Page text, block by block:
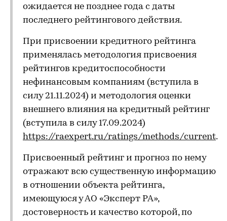
ожидается не позднее года с даты
последнего рейтингового действия.
При присвоении кредитного рейтинга
применялась методология присвоения
рейтингов кредитоспособности
нефинансовым компаниям (вступила в
силу 21.11.2024) и методология оценки
внешнего влияния на кредитный рейтинг
(вступила в силу 17.09.2024)
https://raexpert.ru/ratings/methods/current.
Присвоенный рейтинг и прогноз по нему
отражают всю существенную информацию
в отношении объекта рейтинга,
имеющуюся у АО «Эксперт РА»,
достоверность и качество которой, по